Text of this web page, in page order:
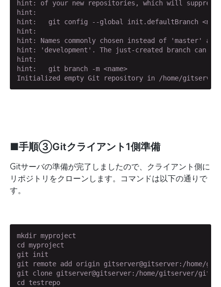
hint: of your new repositories, which will
hint:
hint:   git config --global init.defaultBranch
hint:
hint: Names commonly chosen instead of 'master'
hint: 'development'. The just-created branch can be
hint:
hint:   git branch -m <name>
Initialized empty Git repository in /home/
■手順③Gitクライアント1側準備
Gitサーバの準備が完了しましたので、クライアント側に
リポジトリをクローンします。コマンドは以下の通りで
す。
mkdir myproject
cd myproject
git init
git remote add origin gitserver@gitserver:/home/
git clone gitserver@gitserver:/home/gitserver/git/
cd testrepo